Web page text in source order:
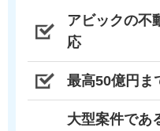
アビックの不
応
最高50億円ま
大型案件であ